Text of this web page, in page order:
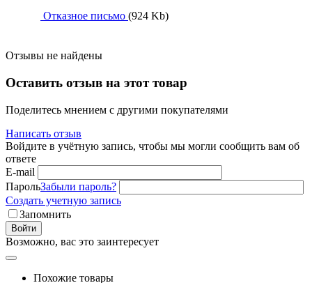
Отказное письмо (924 Kb)
Отзывы не найдены
Оставить отзыв на этот товар
Поделитесь мнением с другими покупателями
Написать отзыв
Войдите в учётную запись, чтобы мы могли сообщить вам об
ответе
E-mail
ПарольЗабыли пароль?
Создать учетную запись
Запомнить
Войти
Возможно, вас это заинтересует
Похожие товары